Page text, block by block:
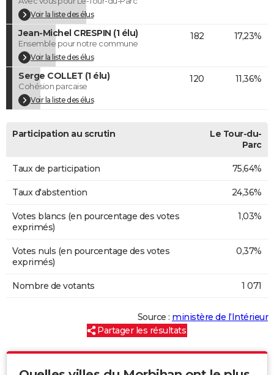
Bricolage
Lifestyle
Culture
Sport
Auto
Television
Voyage
Cinema
Voir la liste des élus
Jean-Michel CRESPIN (1 élu)
Ensemble pour notre commune
Voir la liste des élus
182 17,23%
Serge COLLET (1 élu)
Cohésion parcaise
Voir la liste des élus
120 11,36%
Participation au scrutin
Le Tour-du-
Parc
Taux de participation 75,64%
Taux d'abstention 24,36%
Votes blancs (en pourcentage des votes
exprimés)
1,03%
Votes nuls (en pourcentage des votes
exprimés)
0,37%
Nombre de votants 1 071
Source : ministère de l’Intérieur
Partager les résultats